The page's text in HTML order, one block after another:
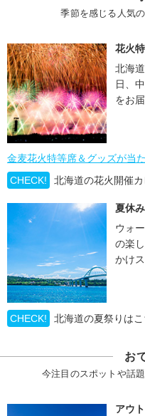
季節を感じる人気
花火
北海
日、
をお届
金麦花火特等席＆グッズが当
CHECK!
北海道の花火開催
夏休
ウォ
の楽
かけ
CHECK! 北海道の夏祭りはこ
お
今注目のスポットや話
アウ